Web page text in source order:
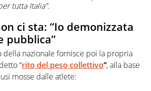
tutta Italia”.
ci sta: “Io demonizzata
pubblica”
nazionale fornisce poi la propria
“rito del peso collettivo“, alla base
mosse dalle atlete: